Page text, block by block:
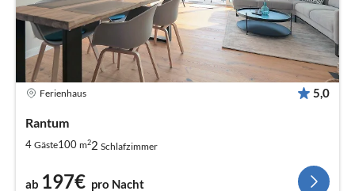
Ferienhaus 5,0
Rantum
4 Gäste100 m22 Schlafzimmer
ab 197€ pro Nacht